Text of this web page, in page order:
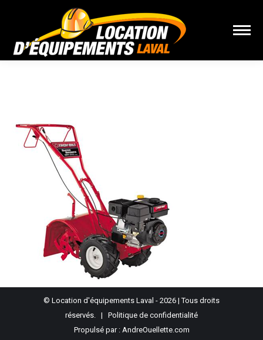
© Location d'équipements Laval - 2026 | Tous droits
réservés. | Politique de confidentialité
Propulsé par : AndreOuellette.com